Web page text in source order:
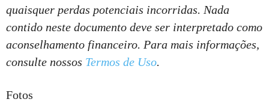
quaisquer perdas potenciais incorridas. Nada
contido neste documento deve ser interpretado como
aconselhamento financeiro. Para mais informações,
consulte nossos Termos de Uso.
Fotos